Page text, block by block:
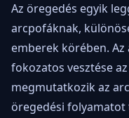
Az öregedés egyik
arcpofáknak,
emberek körében.
fokozatos vesztése
megmutatkozik az
öregedési